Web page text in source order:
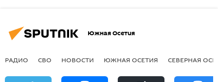
Южная Осетия
РАДИО СВО НОВОСТИ ЮЖНАЯ ОСЕТИЯ СЕВЕРНАЯ